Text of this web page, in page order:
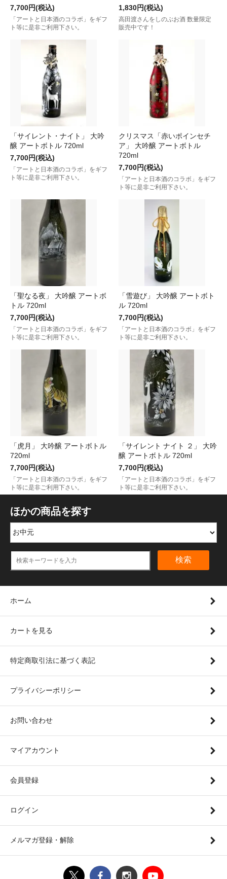
7,700円(税込)
「アートと日本酒のコラボ」をギフ
ト等に是非ご利用下さい。
1,830円(税込)
高田渡さんをしのぶお酒 数量限定
販売中です！
「サイレント・ナイト」 大吟
醸 アートボトル 720ml
7,700円(税込)
「アートと日本酒のコラボ」をギフ
ト等に是非ご利用下さい。
クリスマス「赤いポインセチ
ア」 大吟醸 アートボトル
720ml
7,700円(税込)
「アートと日本酒のコラボ」をギフ
ト等に是非ご利用下さい。
「聖なる夜」 大吟醸 アートボ
トル 720ml
7,700円(税込)
「アートと日本酒のコラボ」をギフ
ト等に是非ご利用下さい。
「雪遊び」 大吟醸 アートボト
ル 720ml
7,700円(税込)
「アートと日本酒のコラボ」をギフ
ト等に是非ご利用下さい。
「虎月」 大吟醸 アートボトル
720ml
7,700円(税込)
「アートと日本酒のコラボ」をギフ
ト等に是非ご利用下さい。
「サイレント ナイト ２」 大吟
醸 アートボトル 720ml
7,700円(税込)
「アートと日本酒のコラボ」をギフ
ト等に是非ご利用下さい。
ほかの商品を探す
検索
ホーム
カートを見る
特定商取引法に基づく表記
プライバシーポリシー
お問い合わせ
マイアカウント
会員登録
ログイン
メルマガ登録・解除